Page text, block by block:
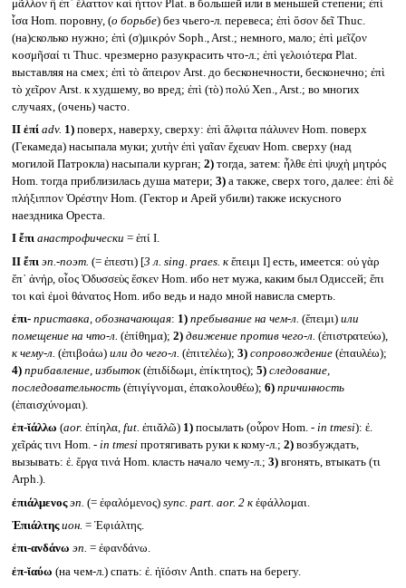
μᾶλλον ἢ ἐπ᾽ ἔλαττον καί ἧττον Plat. в большей или в меньшей степени; ἐπὶ
ἶσα Hom. поровну, (о борьбе) без чьего-л. перевеса; ἐπὶ ὅσον δεῖ Thuc.
(на)сколько нужно; ἐπὶ (σ)μικρόν Soph., Arst.; немного, мало; ἐπὶ μεῖζον
κοσμῆσαί τι Thuc. чрезмерно разукрасить что-л.; ἐπὶ γελοιότερα Plat.
выставляя на смех; ἐπὶ τὸ ἄπειρον Arst. до бесконечности, бесконечно; ἐπὶ
τὸ χεῖρον Arst. к худшему, во вред; ἐπὶ (τὸ) πολύ Xen., Arst.; во многих
случаях, (очень) часто.
II ἐπί adv. 1)поверх, наверху, сверху: ἐπὶ ἄλφιτα πάλυνεν Hom. поверх
(Гекамеда) насыпала муки; χυτὴν ἐπὶ γαῖαν ἔχευαν Hom. сверху (над
могилой Патрокла) насыпали курган; 2)тогда, затем: ἦλθε ἐπὶ ψυχὴ μητρός
Hom. тогда приблизилась душа матери; 3)а также, сверх того, далее: ἐπὶ δὲ
πλήξιππον Ὀρέστην Hom. (Гектор и Арей убили) также искусного
наездника Ореста.
I ἔπι анастрофически = ἐπί I.
II ἔπι эп.-поэт. (= ἐπεστι) [3 л. sing. praes. кἔπειμι I] есть, имеется: οὐ γὰρ
ἔπ᾽ ἀνήρ, οἷος Ὀδυσσεὺς ἔσκεν Hom. ибо нет мужа, каким был Одиссей; ἔπι
τοι καὶ ἐμοὶ θάνατος Hom. ибо ведь и надо мной нависла смерть.
ἐπι- приставка, обозначающая: 1) пребывание на чем-л. (ἔπειμι) или
помещение на что-л. (ἐπίθημα); 2) движение против чего-л. (ἐπιστρατεύω),
к чему-л. (ἐπιβοάω) или до чего-л. (ἐπιτελέω); 3) сопровождение (ἐπαυλέω);
4) прибавление, избыток(ἐπιδίδωμι, ἐπίκτητος); 5) следование,
последовательность(ἐπιγίγνομαι, ἐπακολουθέω); 6) причинность
(ἐπαισχύνομαι).
ἐπ-ῐάλλω (aor. ἐπίηλα, fut. ἐπιᾰλῶ) 1)посылать (οὖρον Hom. - in tmesi): ἐ.
χεῖράς τινι Hom. - in tmesiпротягивать руки к кому-л.; 2)возбуждать,
вызывать: ἐ. ἔργα τινά Hom. класть начало чему-л.; 3)вгонять, втыкать (τι
Arph.).
ἐπιάλμενος эп. (= ἐφαλόμενος) sync. part. aor. 2 кἐφάλλομαι.
Ἐπιάλτης ион. = Ἐφιάλτης.
ἐπι-ανδάνω эп. = ἐφανδάνω.
ἐπ-ῐαύω (на чем-л.) спать: ἐ. ἠϊόσιν Anth. спать на берегу.